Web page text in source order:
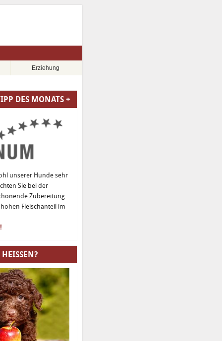
Erziehung
DES MONATS +
unserer Hunde sehr
Sie bei der
Zubereitung
Fleischanteil im